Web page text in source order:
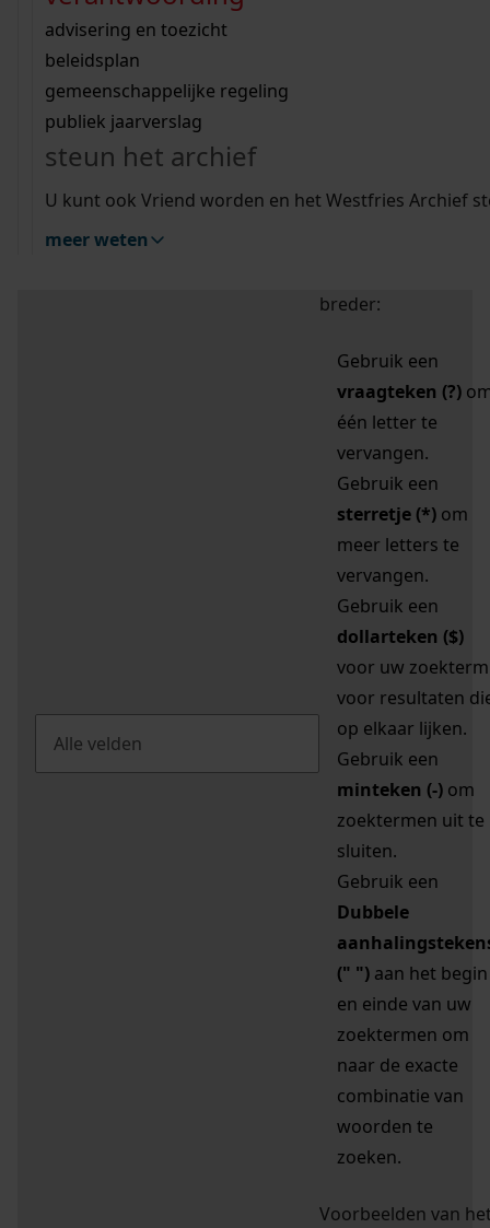
bouwvergunningen
omgevingsvergunningen
vergunningen
beeld en geluid
uitleg nodig?
Wij helpen u op weg met een aantal zoektips.
bekijk alle zoektips
Wij helpen u op weg met een aantal zoektips.
bekijk alle zoektips
bekijk ons geschiedenislokaal
advisering en toezicht
beleidsplan
gemeenschappelijke regeling
publiek jaarverslag
steun het archief
U kunt ook Vriend worden en het Westfries Archief
meer weten
zoektips
Mijn Studiezaal (inloggen)
uw zoekopdracht te
breder:
Gebruik een
vraagteken (?)
één letter te
vervangen.
Gebruik een
sterretje (*) om
meer letters te
vervangen.
Gebruik een
dollarteken ($)
voor uw zoekterm
voor resultaten
op elkaar lijken.
Gebruik een
minteken (-) om
zoektermen uit te
sluiten.
Gebruik een
Dubbele
(" ") aan het begin
en einde van uw
zoektermen om
naar de exacte
combinatie van
woorden te
zoeken.
Voorbeelden van